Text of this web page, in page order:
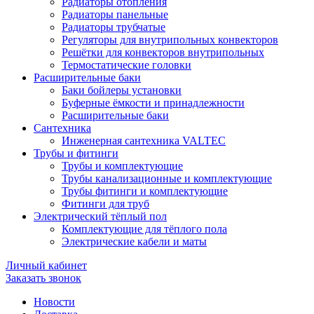
Радиаторы панельные
Радиаторы трубчатые
Регуляторы для внутрипольных конвекторов
Решётки для конвекторов внутрипольных
Термостатические головки
Расширительные баки
Баки бойлеры установки
Буферные ёмкости и принадлежности
Расширительные баки
Сантехника
Инженерная сантехника VALTEC
Трубы и фитинги
Трубы и комплектующие
Трубы канализационные и комплектующие
Трубы фитинги и комплектующие
Фитинги для труб
Электрический тёплый пол
Комплектующие для тёплого пола
Электрические кабели и маты
Личный кабинет
Заказать звонок
Новости